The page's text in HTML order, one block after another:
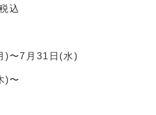
込
)〜7月31日(水)
)〜